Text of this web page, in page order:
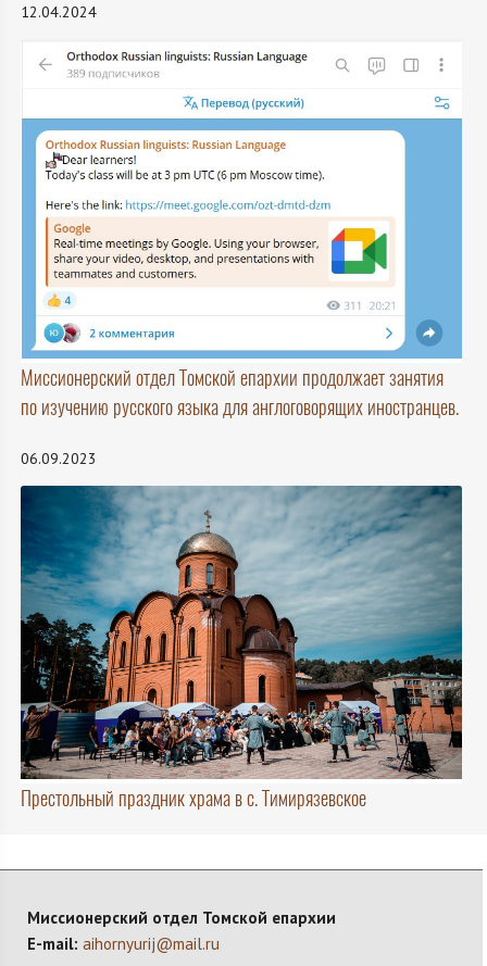
12.04.2024
Миссионерский отдел Томской епархии продолжает занятия
по изучению русского языка для англоговорящих иностранцев.
06.09.2023
Престольный праздник храма в с. Тимирязевское
Миссионерский отдел Томской епархии
E-mail: aihornyurij@mail.ru